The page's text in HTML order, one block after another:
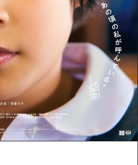
ツ
ライフ
産
験
文化
辺
東部
辺
東部
ち情報一覧
ス
通まとめ
混雑状況のお知らせ
周遊チケット
預かり・配送サービス
もてなしパス
FREE Wi-Fi
関係者の皆さま